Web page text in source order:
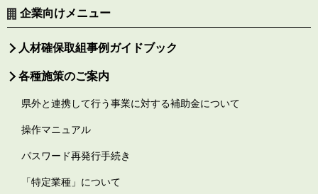
企業向けメニュー
人材確保取組事例ガイドブック
各種施策のご案内
県外と連携して行う事業に対する補助金について
操作マニュアル
パスワード再発行手続き
「特定業種」について